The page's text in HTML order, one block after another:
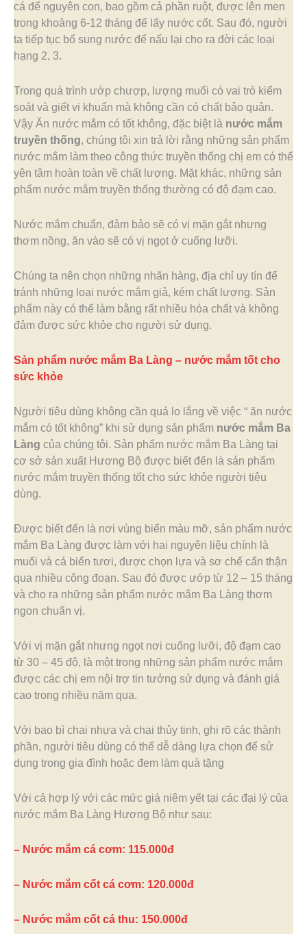
cá để nguyên con, bao gồm cả phần ruột, được lên men
trong khoảng 6-12 tháng để lấy nước cốt. Sau đó, người
ta tiếp tục bổ sung nước để nấu lại cho ra đời các loại
hạng 2, 3.
Trong quá trình ướp chượp, lượng muối có vai trò kiểm
soát và giết vi khuẩn mà không cần có chất bảo quản.
Vậy Ăn nước mắm có tốt không, đặc biệt là nước mắm
truyền thống, chúng tôi xin trả lời rằng những sản phẩm
nước mắm làm theo công thức truyền thống chị em có thể
yên tâm hoàn toàn về chất lượng. Mặt khác, những sản
phẩm nước mắm truyền thống thường có độ đạm cao.
Nước mắm chuẩn, đảm bảo sẽ có vị mặn gắt nhưng
thơm nồng, ăn vào sẽ có vị ngọt ở cuống lưỡi.
Chúng ta nên chọn những nhãn hàng, địa chỉ uy tín để
tránh những loại nước mắm giả, kém chất lượng. Sản
phẩm này có thể làm bằng rất nhiều hóa chất và không
đảm được sức khỏe cho người sử dụng.
Sản phẩm nước mắm Ba Làng – nước mắm tốt cho
sức khỏe
Người tiêu dùng không cần quá lo lắng về việc “ ăn nước
mắm có tốt không” khi sử dụng sản phẩm nước mắm Ba
Làng của chúng tôi. Sản phẩm nước mắm Ba Làng tại
cơ sở sản xuất Hương Bộ được biết đến là sản phẩm
nước mắm truyền thống tốt cho sức khỏe người tiêu
dùng.
Được biết đến là nơi vùng biển màu mỡ, sản phẩm nước
mắm Ba Làng được làm với hai nguyên liệu chính là
muối và cá biển tươi, được chọn lựa và sơ chế cẩn thận
qua nhiều công đoạn. Sau đó được ướp từ 12 – 15 tháng
và cho ra những sản phẩm nước mắm Ba Làng thơm
ngon chuẩn vị.
Với vị mặn gắt nhưng ngọt nơi cuống lưỡi, độ đạm cao
từ 30 – 45 độ, là một trong những sản phẩm nước mắm
được các chị em nội trợ tin tưởng sử dụng và đánh giá
cao trong nhiều năm qua.
Với bao bì chai nhựa và chai thủy tinh, ghi rõ các thành
phần, người tiêu dùng có thể dễ dàng lựa chọn để sử
dụng trong gia đình hoặc đem làm quà tặng
Với cả hợp lý với các mức giá niêm yết tại các đại lý của
nước mắm Ba Làng Hương Bộ như sau:
– Nước mắm cá cơm: 115.000đ
– Nước mắm cốt cá cơm: 120.000đ
– Nước mắm cốt cá thu: 150.000đ